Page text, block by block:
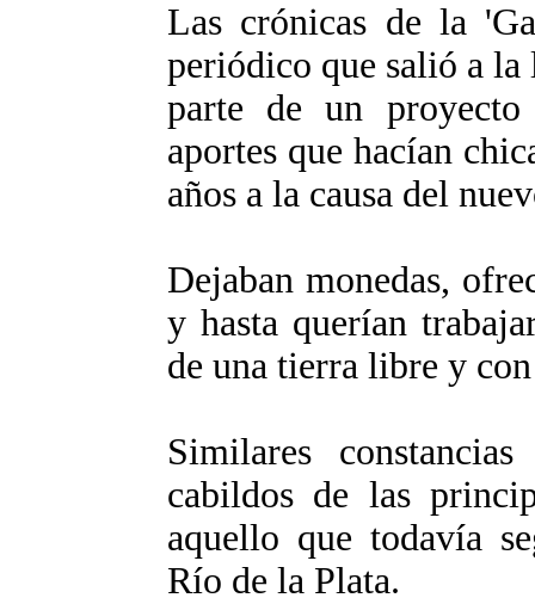
Las crónicas de la
periódico que salió a
parte de un
aportes que hacían
años a la causa del
Dejaban monedas,
y hasta querían
de una tierra libre y
Similares
cabildos de las
aquello que todavía
Río de la Plata.